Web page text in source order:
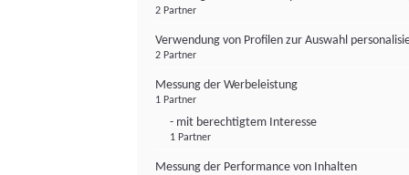
2 Partner
Verwendung von Profilen zur Auswahl
2 Partner
Messung der Werbeleistung
1 Partner
- mit berechtigtem Interesse
1 Partner
Messung der Performance von Inhalten